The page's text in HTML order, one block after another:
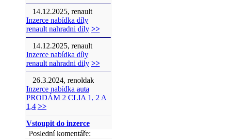
14.12.2025, renault
Inzerce nabídka díly
renault nahradni dily >>
14.12.2025, renault
Inzerce nabídka díly
renault nahradni dily >>
26.3.2024, renoldak
Inzerce nabídka auta
PRODÁM 2 CLIA 1, 2 A
1,4 >>
Vstoupit do inzerce
Poslední komentáře: